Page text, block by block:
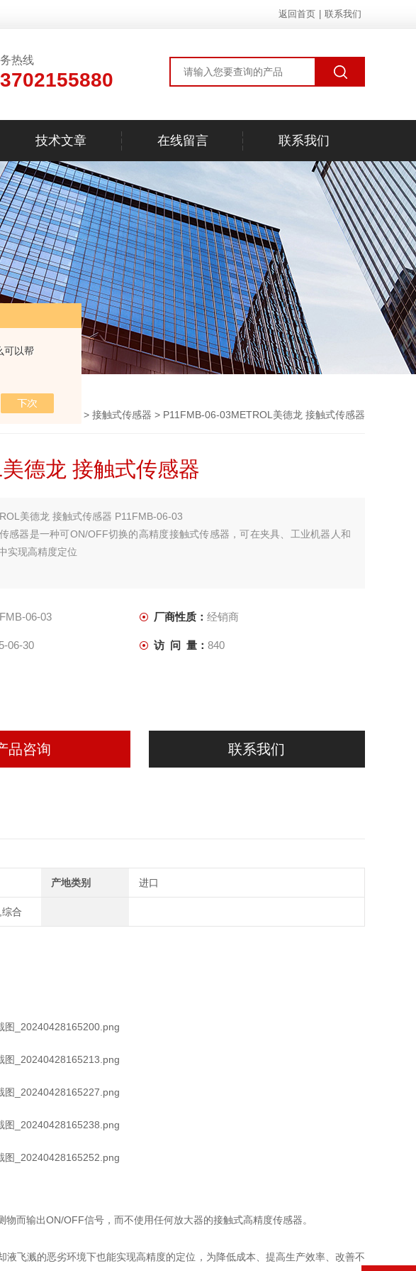
可以帮
返回首页 联系我们
热线
技术文章 在线留言 联系我们
>METROL美德龙 > 接触式传感器 > P11FMB-06-03METROL美德龙 接触式传感器
德龙 接触式传感器
美德龙 接触式传感器 P11FMB-06-03
感器是一种可ON/OFF切换的高精度接触式传感器，可在夹具、工业机器人和
实现高精度定位
06-03 厂商性质： 经销商
06-30 访 问 量： 840
品咨询 联系我们
产地类别 进口
合
而输出ON/OFF信号，而不使用任何放大器的接触式高精度传感器。
飞溅的恶劣环境下也能实现高精度的定位，为降低成本、提高生产效率、改善不